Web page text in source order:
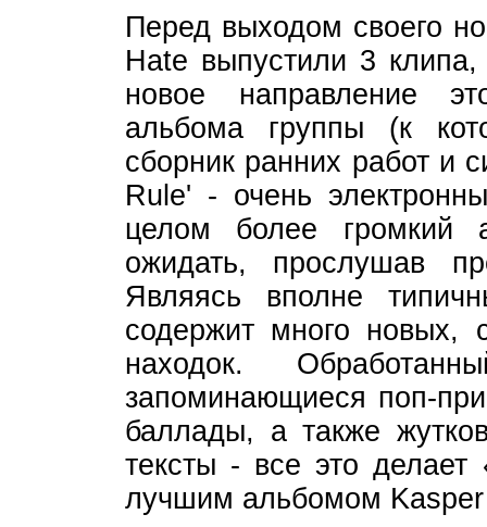
Перед выходом своего
Hate выпустили 3
новое направление
альбома группы (к
сборник ранних работ и
Rule' - очень
целом более
ожидать, прослушав
Являясь вполне
содержит много новых,
находок.
запоминающиеся поп-
баллады, а также
тексты - все это
лучшим альбомом